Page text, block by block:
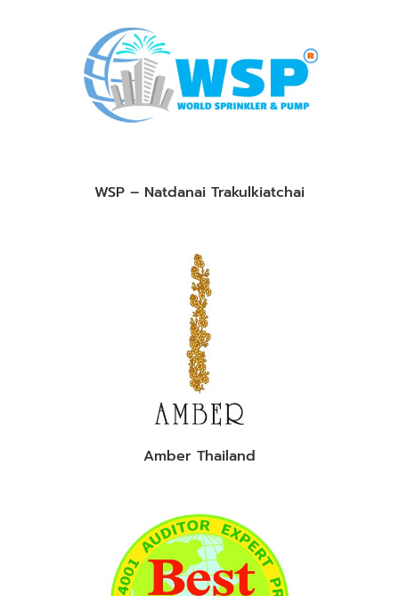
WSP – Natdanai Trakulkiatchai
Amber Thailand